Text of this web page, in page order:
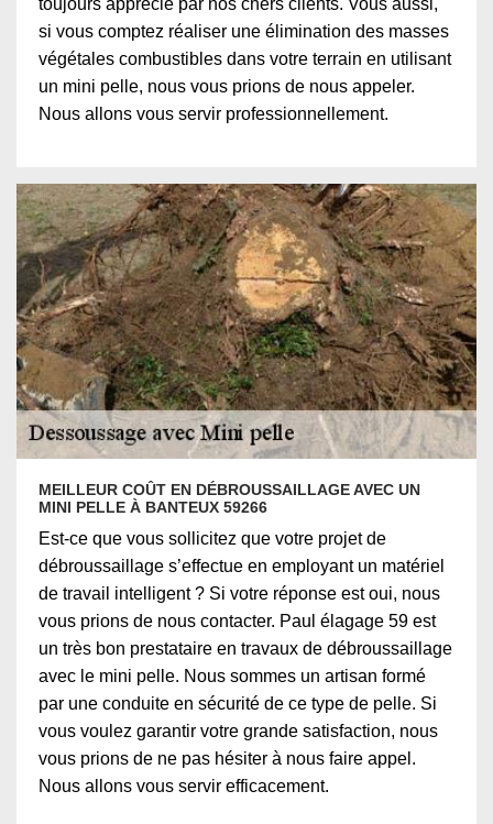
toujours apprécié par nos chers clients. Vous aussi,
si vous comptez réaliser une élimination des masses
végétales combustibles dans votre terrain en utilisant
un mini pelle, nous vous prions de nous appeler.
Nous allons vous servir professionnellement.
MEILLEUR COÛT EN DÉBROUSSAILLAGE AVEC UN
MINI PELLE À BANTEUX 59266
Est-ce que vous sollicitez que votre projet de
débroussaillage s’effectue en employant un matériel
de travail intelligent ? Si votre réponse est oui, nous
vous prions de nous contacter. Paul élagage 59 est
un très bon prestataire en travaux de débroussaillage
avec le mini pelle. Nous sommes un artisan formé
par une conduite en sécurité de ce type de pelle. Si
vous voulez garantir votre grande satisfaction, nous
vous prions de ne pas hésiter à nous faire appel.
Nous allons vous servir efficacement.